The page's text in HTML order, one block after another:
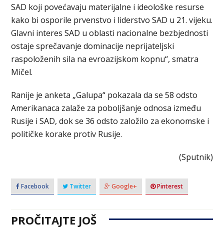
SAD koji povećavaju materijalne i ideološke resurse
kako bi osporile prvenstvo i liderstvo SAD u 21. vijeku.
Glavni interes SAD u oblasti nacionalne bezbjednosti
ostaje sprečavanje dominacije neprijateljski
raspoloženih sila na evroazijskom kopnu“, smatra
Mičel.
Ranije je anketa „Galupa“ pokazala da se 58 odsto
Amerikanaca zalaže za poboljšanje odnosa između
Rusije i SAD, dok se 36 odsto založilo za ekonomske i
političke korake protiv Rusije.
(Sputnik)
Facebook Twitter Google+ Pinterest
PROČITAJTE JOŠ